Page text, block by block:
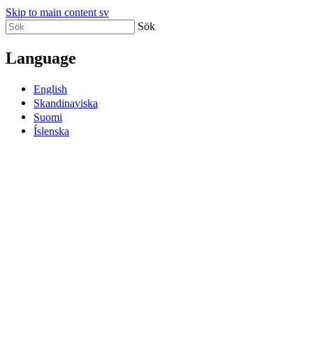
Skip to main content sv
Sök
Language
English
Skandinaviska
Suomi
Íslenska